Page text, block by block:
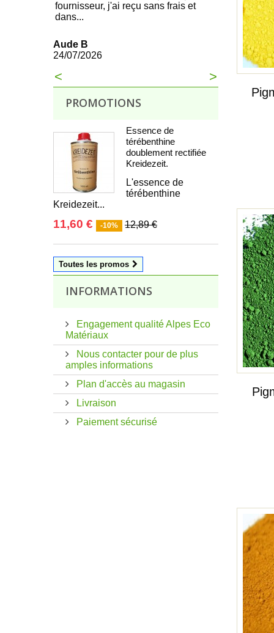
fournisseur, j'ai reçu sans frais et
dans...
Aude B
24/07/2026
François
21/07/2026
>
<
PROMOTIONS
Essence de
térébenthine
doublement rectifiée
Kreidezeit.
L'essence de
térébenthine
Kreidezeit...
11,60 € -10% 12,89 €
Toutes les promos
INFORMATIONS
Engagement qualité Alpes Eco
Matériaux
Nous contacter pour de plus
amples informations
Plan d'accès au magasin
Livraison
Paiement sécurisé